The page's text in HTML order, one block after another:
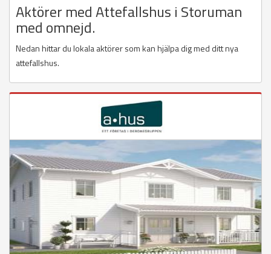
Aktörer med Attefallshus i Storuman
med omnejd.
Nedan hittar du lokala aktörer som kan hjälpa dig med ditt nya
attefallshus.